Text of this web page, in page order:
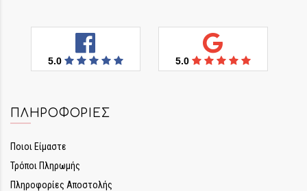
5.0 5.0
ΠΛΗΡΟΦΟΡΊΕΣ
Ποιοι Είμαστε
Τρόποι Πληρωμής
Πληροφορίες Αποστολής